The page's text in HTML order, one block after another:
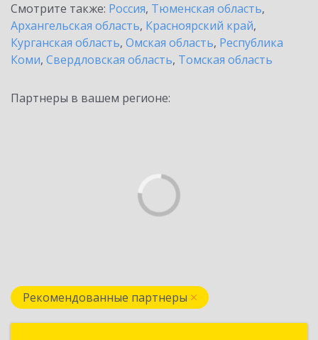
Смотрите также: Россия, Тюменская область,
Архангельская область, Красноярский край,
Курганская область, Омская область, Республика
Коми, Свердловская область, Томская область
Партнеры в вашем регионе:
Рекомендованные партнеры